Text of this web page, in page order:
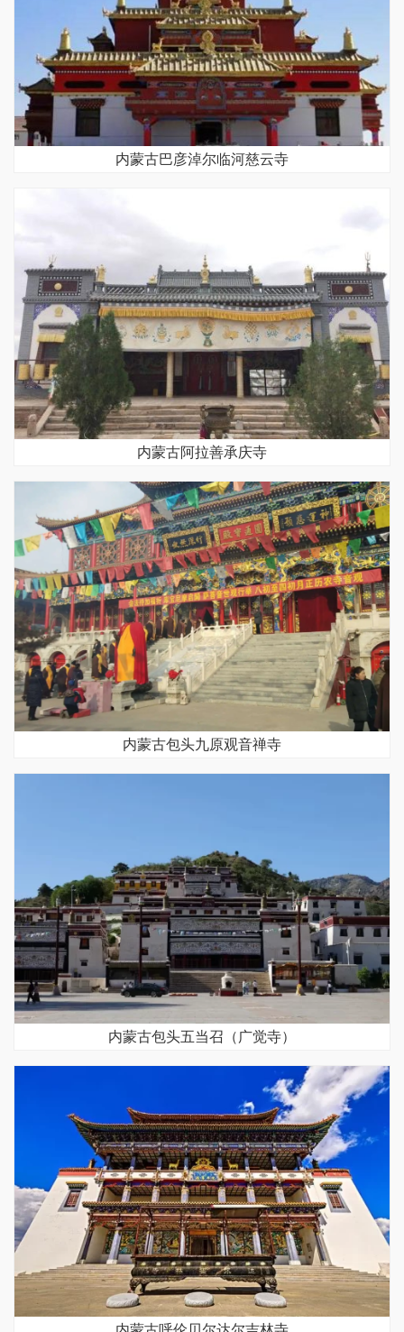
内蒙古巴彦淖尔临河慈云寺
内蒙古阿拉善承庆寺
内蒙古包头九原观音禅寺
内蒙古包头五当召（广觉寺）